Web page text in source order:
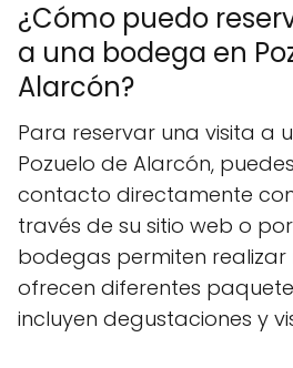
¿Cómo puedo
a una bodega en
Alarcón?
Para reservar una visita a
Pozuelo de Alarcón,
contacto directamente
través de su sitio web o
bodegas permiten realizar
ofrecen diferentes
incluyen degustaciones y